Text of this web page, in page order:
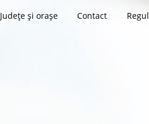
Județe și orașe Contact